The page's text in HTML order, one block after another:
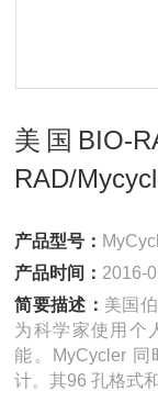
美国BIO-
RAD/
产品型号：
产品时间： 2016-
简要描述： 美国
为科学家使用个
能。MyCycler
计。其96 孔格式